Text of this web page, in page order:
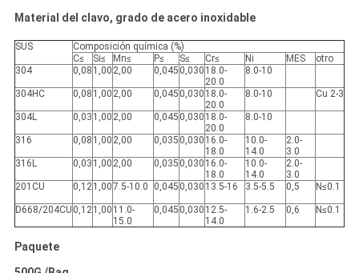
Material del clavo, grado de acero inoxidable
SUS
Composición química (%)
C≤
Si≤ Mn≤ P≤ S≤ Cr≤ Ni MES
otro
304
0,08 1,00 2,00 0,045 0,030 18.0-
20.0
8.0-10
304HC 0,08 1,00 2,00 0,045 0,030 18.0-
20.0
8.0-10 Cu 2-3
304L 0,03 1,00 2,00 0,045 0,030 18.0-
20.0
8.0-10
316 0,08 1,00 2,00 0,035 0,030 16.0-
18.0
10.0-
14.0
2.0-
3.0
316L
0,03 1,00 2,00 0,035 0,030 16.0-
18.0
10.0-
14.0
2.0-
3.0
201CU
0,121,007.5-10.0 0,045 0,030 13.5-16 3.5-5.5 0,5 N≤0.1
D668/204CU 0,121,00 11.0-
15.0
0,045 0,030 12.5-
14.0
1.6-2.5 0,6 N≤0.1
Paquete